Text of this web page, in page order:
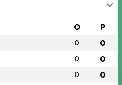
O P
0 0
0 0
0 0